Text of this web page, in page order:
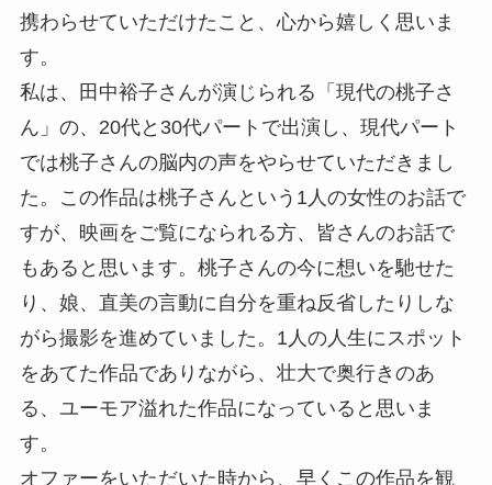
携わらせていただけたこと、心から嬉しく思いま
す。
私は、田中裕子さんが演じられる「現代の桃子さ
ん」の、20代と30代パートで出演し、現代パート
では桃子さんの脳内の声をやらせていただきまし
た。この作品は桃子さんという1人の女性のお話で
すが、映画をご覧になられる方、皆さんのお話で
もあると思います。桃子さんの今に想いを馳せた
り、娘、直美の言動に自分を重ね反省したりしな
がら撮影を進めていました。1人の人生にスポット
をあてた作品でありながら、壮大で奥行きのあ
る、ユーモア溢れた作品になっていると思いま
す。
オファーをいただいた時から、早くこの作品を観